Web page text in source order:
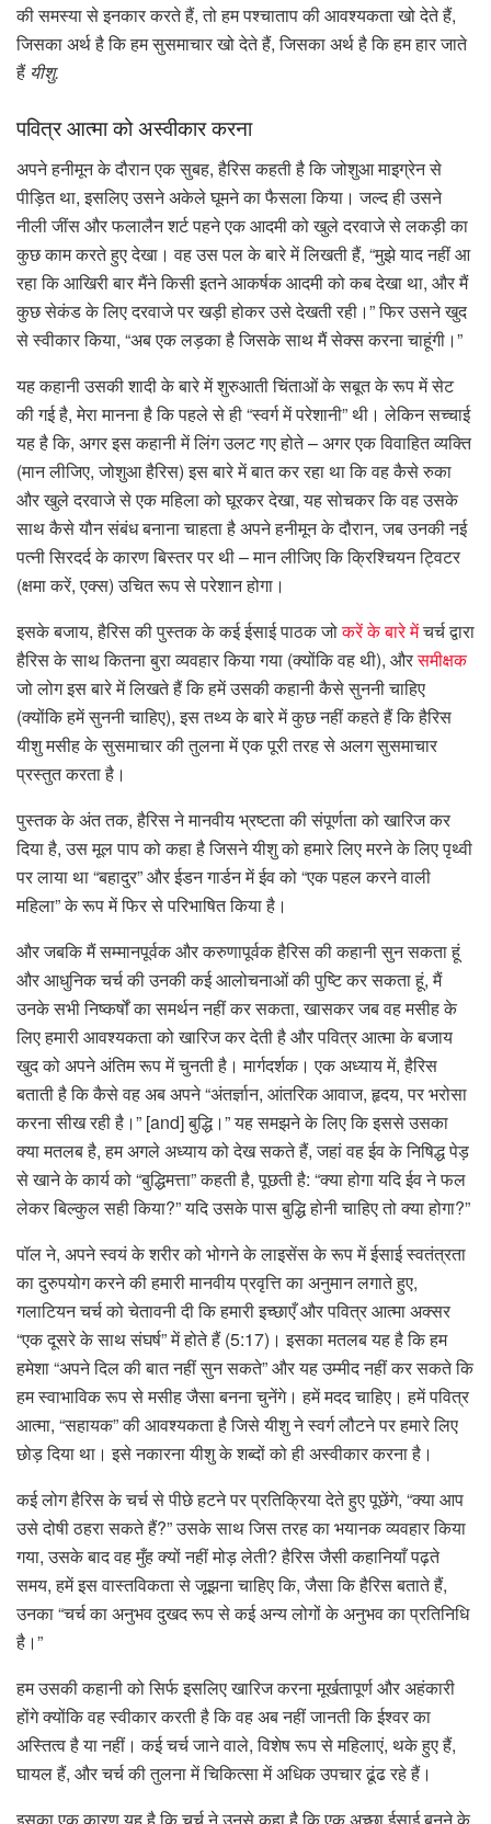
की समस्या से इनकार करते हैं, तो हम पश्चाताप की आवश्यकता खो देते हैं,
जिसका अर्थ है कि हम सुसमाचार खो देते हैं, जिसका अर्थ है कि हम हार जाते
हैं यीशु.
पवित्र आत्मा को अस्वीकार करना
अपने हनीमून के दौरान एक सुबह, हैरिस कहती है कि जोशुआ माइग्रेन से
पीड़ित था, इसलिए उसने अकेले घूमने का फैसला किया। जल्द ही उसने
नीली जींस और फलालैन शर्ट पहने एक आदमी को खुले दरवाजे से लकड़ी का
कुछ काम करते हुए देखा। वह उस पल के बारे में लिखती हैं, “मुझे याद नहीं आ
रहा कि आखिरी बार मैंने किसी इतने आकर्षक आदमी को कब देखा था, और मैं
कुछ सेकंड के लिए दरवाजे पर खड़ी होकर उसे देखती रही।” फिर उसने खुद
से स्वीकार किया, “अब एक लड़का है जिसके साथ मैं सेक्स करना चाहूंगी।”
यह कहानी उसकी शादी के बारे में शुरुआती चिंताओं के सबूत के रूप में सेट
की गई है, मेरा मानना ​​है कि पहले से ही “स्वर्ग में परेशानी” थी। लेकिन सच्चाई
यह है कि, अगर इस कहानी में लिंग उलट गए होते – अगर एक विवाहित व्यक्ति
(मान लीजिए, जोशुआ हैरिस) इस बारे में बात कर रहा था कि वह कैसे रुका
और खुले दरवाजे से एक महिला को घूरकर देखा, यह सोचकर कि वह उसके
साथ कैसे यौन संबंध बनाना चाहता है अपने हनीमून के दौरान, जब उनकी नई
पत्नी सिरदर्द के कारण बिस्तर पर थी – मान लीजिए कि क्रिश्चियन ट्विटर
(क्षमा करें, एक्स) उचित रूप से परेशान होगा।
इसके बजाय, हैरिस की पुस्तक के कई ईसाई पाठक जोकरेंके बारे मेंचर्च द्वारा
हैरिस के साथ कितना बुरा व्यवहार किया गया (क्योंकि वह थी), औरसमीक्षक
जो लोग इस बारे में लिखते हैं कि हमें उसकी कहानी कैसे सुननी चाहिए
(क्योंकि हमें सुननी चाहिए), इस तथ्य के बारे में कुछ नहीं कहते हैं कि हैरिस
यीशु मसीह के सुसमाचार की तुलना में एक पूरी तरह से अलग सुसमाचार
प्रस्तुत करता है।
पुस्तक के अंत तक, हैरिस ने मानवीय भ्रष्टता की संपूर्णता को खारिज कर
दिया है, उस मूल पाप को कहा है जिसने यीशु को हमारे लिए मरने के लिए पृथ्वी
पर लाया था “बहादुर” और ईडन गार्डन में ईव को “एक पहल करने वाली
महिला” के रूप में फिर से परिभाषित किया है।
और जबकि मैं सम्मानपूर्वक और करुणापूर्वक हैरिस की कहानी सुन सकता हूं
और आधुनिक चर्च की उनकी कई आलोचनाओं की पुष्टि कर सकता हूं, मैं
उनके सभी निष्कर्षों का समर्थन नहीं कर सकता, खासकर जब वह मसीह के
लिए हमारी आवश्यकता को खारिज कर देती है और पवित्र आत्मा के बजाय
खुद को अपने अंतिम रूप में चुनती है। मार्गदर्शक। एक अध्याय में, हैरिस
बताती है कि कैसे वह अब अपने “अंतर्ज्ञान, आंतरिक आवाज, हृदय, पर भरोसा
करना सीख रही है।” [and] बुद्धि।” यह समझने के लिए कि इससे उसका
क्या मतलब है, हम अगले अध्याय को देख सकते हैं, जहां वह ईव के निषिद्ध पेड़
से खाने के कार्य को “बुद्धिमत्ता” कहती है, पूछती है: “क्या होगा यदि ईव ने फल
लेकर बिल्कुल सही किया?” यदि उसके पास बुद्धि होनी चाहिए तो क्या होगा?”
पॉल ने, अपने स्वयं के शरीर को भोगने के लाइसेंस के रूप में ईसाई स्वतंत्रता
का दुरुपयोग करने की हमारी मानवीय प्रवृत्ति का अनुमान लगाते हुए,
गलाटियन चर्च को चेतावनी दी कि हमारी इच्छाएँ और पवित्र आत्मा अक्सर
“एक दूसरे के साथ संघर्ष” में होते हैं (5:17)। इसका मतलब यह है कि हम
हमेशा “अपने दिल की बात नहीं सुन सकते” और यह उम्मीद नहीं कर सकते कि
हम स्वाभाविक रूप से मसीह जैसा बनना चुनेंगे। हमें मदद चाहिए। हमें पवित्र
आत्मा, “सहायक” की आवश्यकता है जिसे यीशु ने स्वर्ग लौटने पर हमारे लिए
छोड़ दिया था। इसे नकारना यीशु के शब्दों को ही अस्वीकार करना है।
कई लोग हैरिस के चर्च से पीछे हटने पर प्रतिक्रिया देते हुए पूछेंगे, “क्या आप
उसे दोषी ठहरा सकते हैं?” उसके साथ जिस तरह का भयानक व्यवहार किया
गया, उसके बाद वह मुँह क्यों नहीं मोड़ लेती? हैरिस जैसी कहानियाँ पढ़ते
समय, हमें इस वास्तविकता से जूझना चाहिए कि, जैसा कि हैरिस बताते हैं,
उनका “चर्च का अनुभव दुखद रूप से कई अन्य लोगों के अनुभव का प्रतिनिधि
है।”
हम उसकी कहानी को सिर्फ इसलिए खारिज करना मूर्खतापूर्ण और अहंकारी
होंगे क्योंकि वह स्वीकार करती है कि वह अब नहीं जानती कि ईश्वर का
अस्तित्व है या नहीं। कई चर्च जाने वाले, विशेष रूप से महिलाएं, थके हुए हैं,
घायल हैं, और चर्च की तुलना में चिकित्सा में अधिक उपचार ढूंढ रहे हैं।
इसका एक कारण यह है कि चर्च ने उनसे कहा है कि एक अच्छा ईसाई बनने के